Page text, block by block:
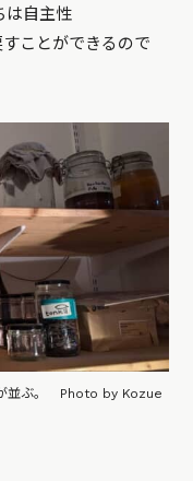
は自主性
ことができるので
が並ぶ。 Photo by Kozue